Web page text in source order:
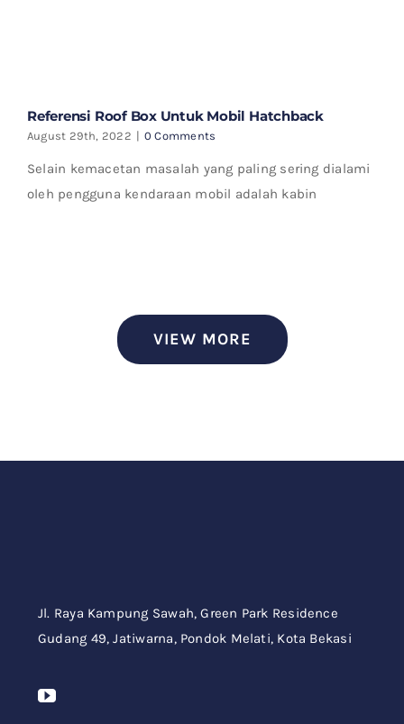
Referensi Roof Box Untuk Mobil Hatchback
August 29th, 2022 | 0 Comments
Selain kemacetan masalah yang paling sering dialami
oleh pengguna kendaraan mobil adalah kabin
VIEW MORE
Jl. Raya Kampung Sawah,Green Park Residence
Gudang 49,Jatiwarna, Pondok Melati, Kota Bekasi